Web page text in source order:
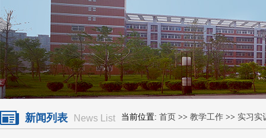
新闻列表 News List 当前位置: 首页 >> 教学工作 >> 实习实